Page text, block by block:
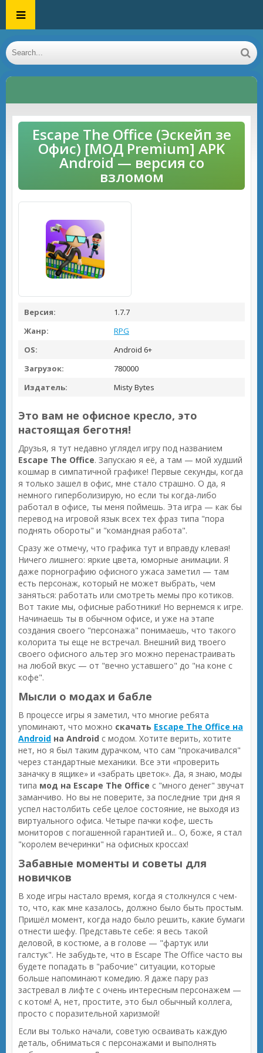
Escape The Office (Эскейп зе
Офис) [МОД Premium] APK
Android — версия со
взломом
Версия:
1.7.7
Жанр:
RPG
OS:
Android 6+
Загрузок:
780000
Издатель:
Misty Bytes
Это вам не офисное кресло, это
настоящая беготня!
Друзья, я тут недавно углядел игру под названием
Escape The Office. Запускаю я её, а там — мой худший
кошмар в симпатичной графике! Первые секунды, когда
я только зашел в офис, мне стало страшно. О да, я
немного гиперболизирую, но если ты когда-либо
работал в офисе, ты меня поймешь. Эта игра — как бы
перевод на игровой язык всех тех фраз типа "пора
поднять обороты" и "командная работа".
Сразу же отмечу, что графика тут и вправду клевая!
Ничего лишнего: яркие цвета, юморные анимации. Я
даже порнографию офисного ужаса заметил — там
есть персонаж, который не может выбрать, чем
заняться: работать или смотреть мемы про котиков.
Вот такие мы, офисные работники! Но вернемся к игре.
Начинаешь ты в обычном офисе, и уже на этапе
создания своего "персонажа" понимаешь, что такого
колорита ты еще не встречал. Внешний вид твоего
своего офисного альтер эго можно перенастраивать
на любой вкус — от "вечно уставшего" до "на коне с
кофе".
Мысли о модах и бабле
В процессе игры я заметил, что многие ребята
упоминают, что можно скачать Escape The Office на
Android на Android с модом. Хотите верить, хотите
нет, но я был таким дурачком, что сам "прокачивался"
через стандартные механики. Все эти «проверить
заначку в ящике» и «забрать цветок». Да, я знаю, моды
типа мод на Escape The Office с "много денег" звучат
заманчиво. Но вы не поверите, за последние три дня я
успел настолбить себе целое состояние, не выходя из
виртуального офиса. Четыре пачки кофе, шесть
мониторов с погашенной гарантией и... О, боже, я стал
"королем вечеринки" на офисных кроссах!
Забавные моменты и советы для
новичков
В ходе игры настало время, когда я столкнулся с чем-
то, что, как мне казалось, должно было быть простым.
Пришёл момент, когда надо было решить, какие бумаги
отнести шефу. Представьте себе: я весь такой
деловой, в костюме, а в голове — "фартук или
галстук". Не забудьте, что в Escape The Office часто вы
будете попадать в "рабочие" ситуации, которые
больше напоминают комедию. Я даже пару раз
застревал в лифте с очень интересным персонажем —
с котом! А, нет, простите, это был обычный коллега,
просто с поразительной харизмой!
Если вы только начали, советую осваивать каждую
деталь, обниматься с персонажами и выполнять